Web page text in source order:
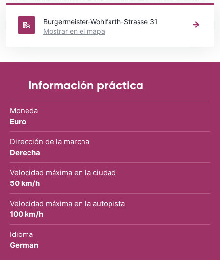
un coche.
Burgermeister-Wohlfarth-Strasse 31
Mostrar en el mapa
Información práctica
Moneda
Euro
Dirección de la marcha
Derecha
Velocidad máxima en la ciudad
50 km/h
Velocidad máxima en la autopista
100 km/h
Idioma
German